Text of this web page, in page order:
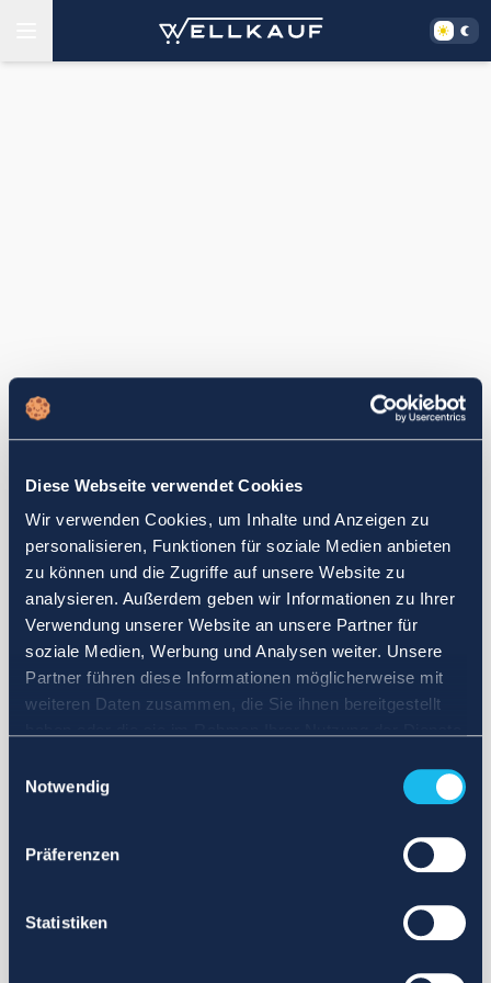
Diese Webseite verwendet Cookies
Wir verwenden Cookies, um Inhalte und Anzeigen zu
personalisieren, Funktionen für soziale Medien anbieten
zu können und die Zugriffe auf unsere Website zu
analysieren. Außerdem geben wir Informationen zu Ihrer
Verwendung unserer Website an unsere Partner für
soziale Medien, Werbung und Analysen weiter. Unsere
Partner führen diese Informationen möglicherweise mit
weiteren Daten zusammen, die Sie ihnen bereitgestellt
Notwendig
Präferenzen
Statistiken